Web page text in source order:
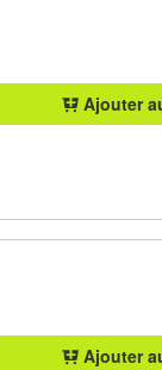
Ajouter
Ajouter